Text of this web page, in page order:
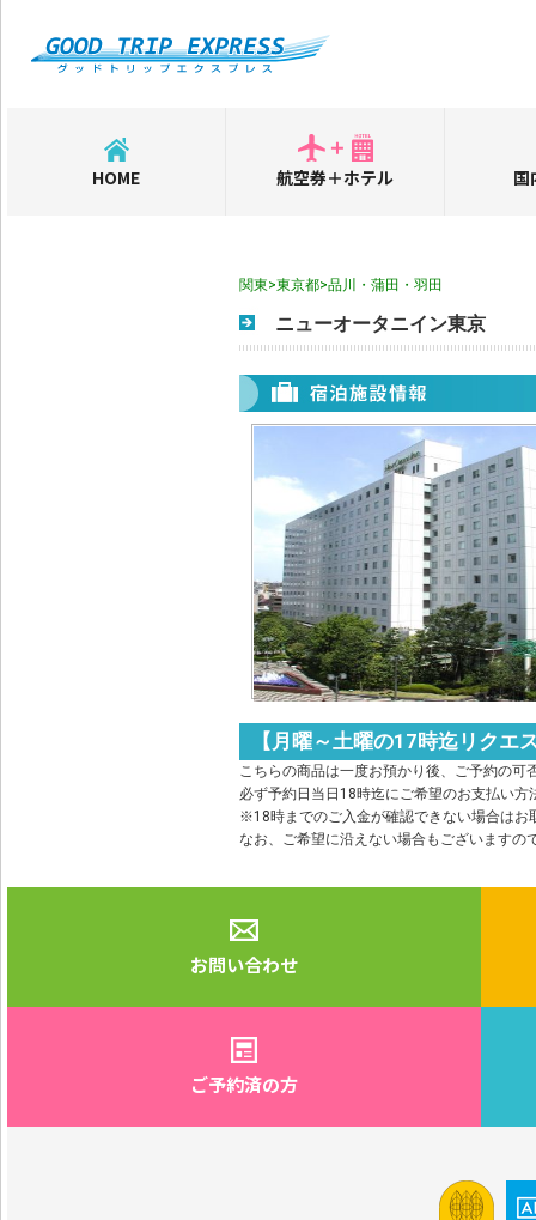
HOME 航空券＋ホテル 国
関東>東京都>品川・蒲田・羽田
ニューオータニイン東京
【月曜～土曜の17時迄リク
こちらの商品は一度お預かり後、ご予約の可
必ず予約日当日18時迄にご希望のお支払い方
※18時までのご入金が確認できない場合はお
なお、ご希望に沿えない場合もございますの
お問い合わせ
ご予約済の方